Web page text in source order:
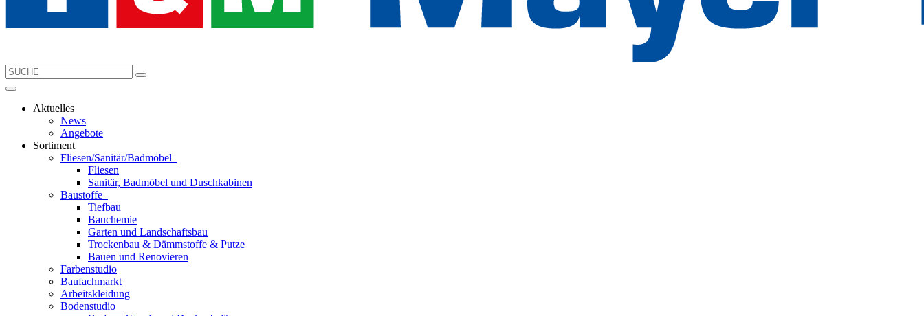
Aktuelles
News
Angebote
Sortiment
Fliesen/Sanitär/Badmöbel
Fliesen
Sanitär, Badmöbel und Duschkabinen
Baustoffe
Tiefbau
Bauchemie
Garten und Landschaftsbau
Trockenbau & Dämmstoffe & Putze
Bauen und Renovieren
Farbenstudio
Baufachmarkt
Arbeitskleidung
Bodenstudio